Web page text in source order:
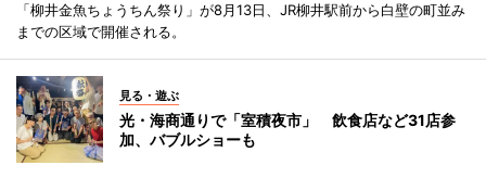
「柳井金魚ちょうちん祭り」が8月13日、JR柳井駅前から白壁の町並み
までの区域で開催される。
見る・遊ぶ
光・海商通りで「室積夜市」 飲食店など31店参
加、バブルショーも